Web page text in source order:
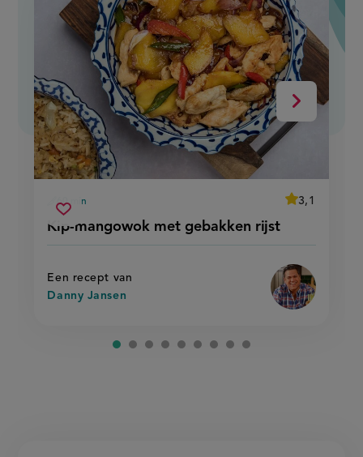
Volgende
Kip-mangowok met gebakken rijst
voorbereidingstijd
60 min
average
3,1
Beoordeel
met
rijst'
Een recept van
Danny Jansen
Sla
recept
kip-
mangowok
met
rijst